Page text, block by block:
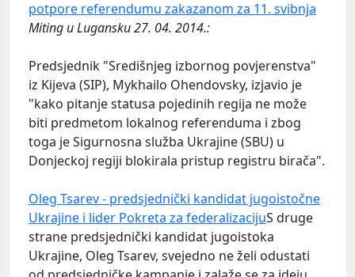
potpore referendumu zakazanom za 11. svibnja
Miting u Lugansku 27. 04. 2014.:
Predsjednik "Središnjeg izbornog povjerenstva"
iz Kijeva (SIP), Mykhailo Ohendovsky, izjavio je
"kako pitanje statusa pojedinih regija ne može
biti predmetom lokalnog referenduma i zbog
toga je Sigurnosna služba Ukrajine (SBU) u
Donjeckoj regiji blokirala pristup registru birača".
Oleg Tsarev - predsjednički kandidat jugoistočne
Ukrajine i lider Pokreta za federalizacijuS druge
strane predsjednički kandidat jugoistoka
Ukrajine, Oleg Tsarev, svejedno ne želi odustati